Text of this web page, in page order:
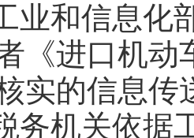
业和信息
《进口机动
实的信息传
务机关依